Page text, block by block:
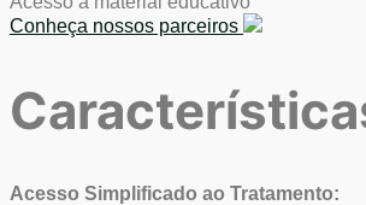
Conheça nossos parceiros
Acesso Simplificado ao Tratamento: